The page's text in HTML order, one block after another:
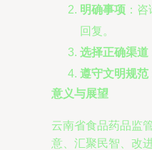
明确事项 ：
回复。
选择正确渠道
遵守文明规范
意义与展望
云南省食品药品监
意、汇聚民智、改